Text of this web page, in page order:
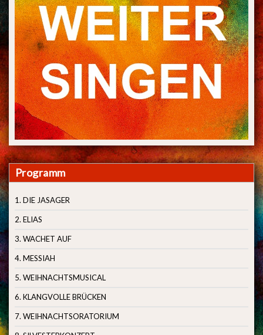
Programm
1. DIE JASAGER
2. ELIAS
3. WACHET AUF
4. MESSIAH
5. WEIHNACHTSMUSICAL
6. KLANGVOLLE BRÜCKEN
7. WEIHNACHTSORATORIUM